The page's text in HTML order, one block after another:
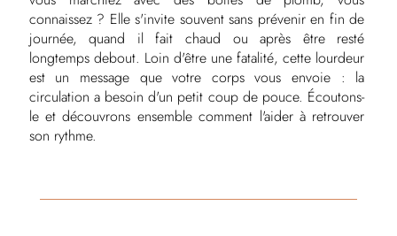
connaissez ? Elle s'invite souvent sans prévenir en fin de
journée, quand il fait chaud ou après être resté
longtemps debout. Loin d'être une fatalité, cette lourdeur
est un message que votre corps vous envoie : la
circulation a besoin d'un petit coup de pouce. Écoutons-
le et découvrons ensemble comment l'aider à retrouver
son rythme.